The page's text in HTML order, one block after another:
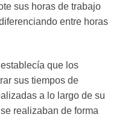
sus horas de trabajo
entre horas
que los
sus tiempos de
a lo largo de su
realizaban de forma